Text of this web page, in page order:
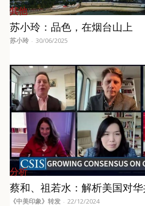
其他
苏小玲：品色，在烟台山上
苏小玲 - 30/06/2025
分析
蔡和、祖若水：解析美国对
《中美印象》转发 - 22/12/2024